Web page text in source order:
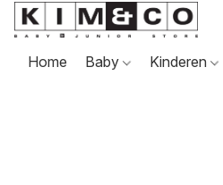
Home Baby Kinderen